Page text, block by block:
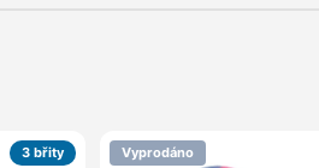
3 břity Vyprodáno